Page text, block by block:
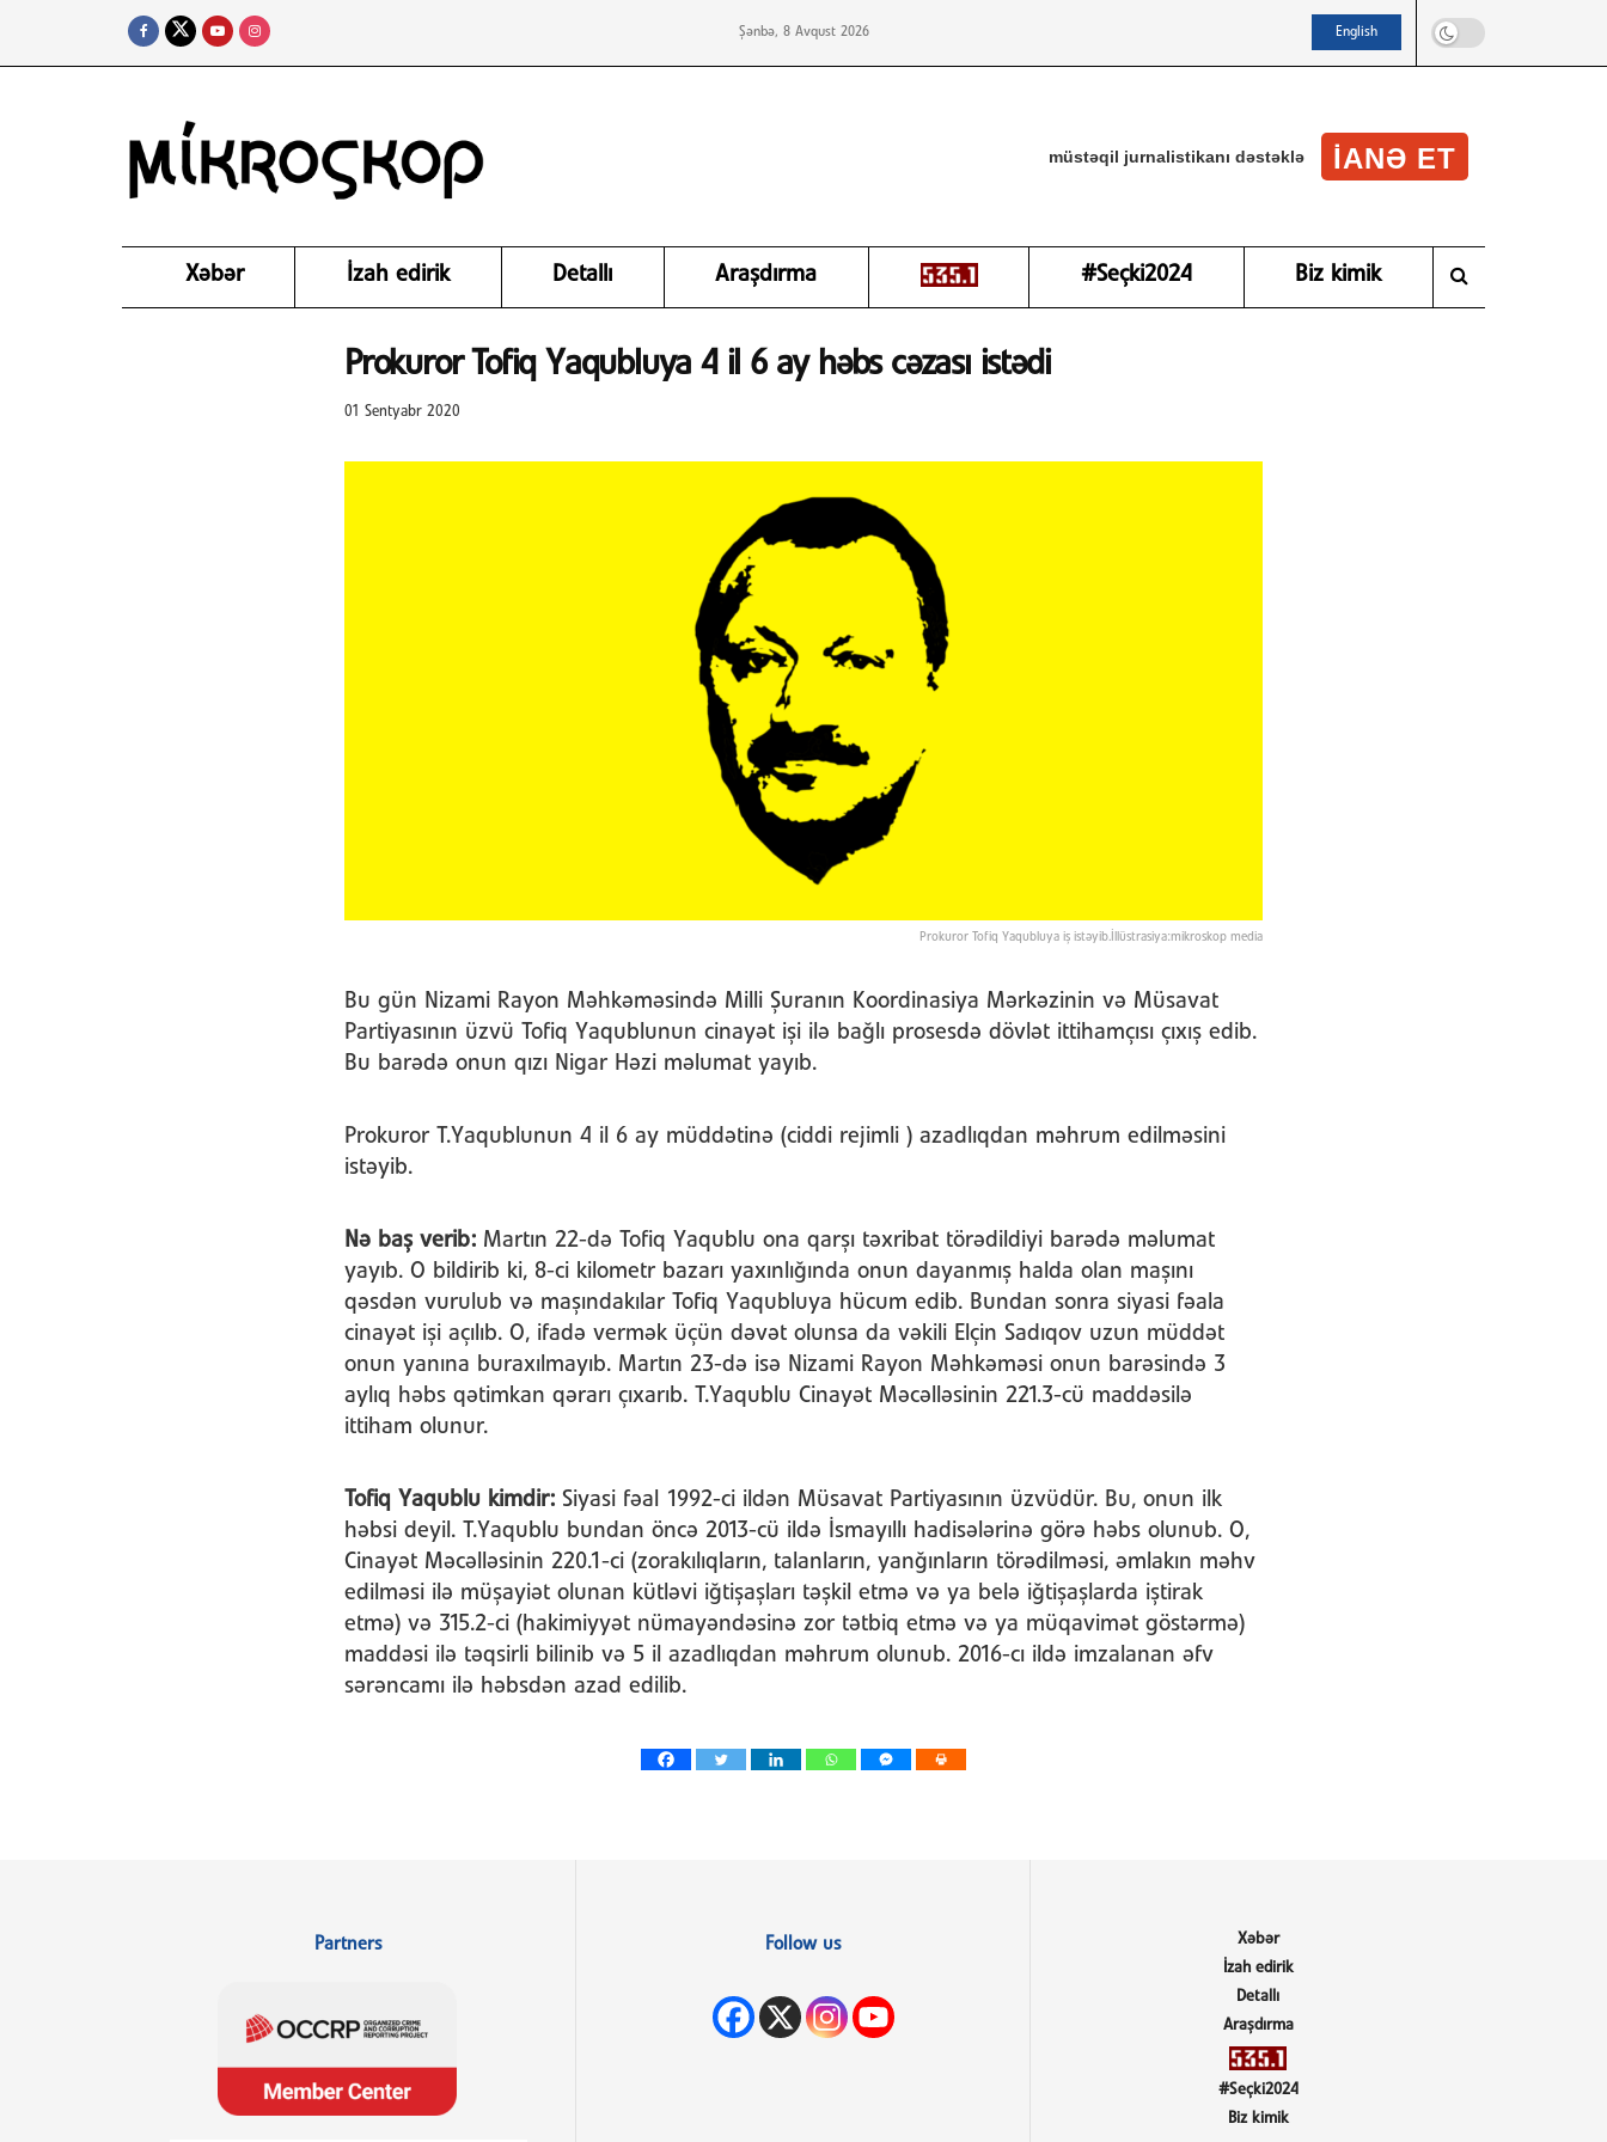
Şənbə, 8 Avqust 2026 English
müstəqil jurnalistikanı dəstəklə IANƏ ET
Xəbər İzah edirik Detallı Araşdırma #Seçki2024 Biz kimik
Prokuror Tofiq Yaqubluya 4 il 6 ay həbs cəzası istədi
01 Sentyabr 2020
Prokuror Tofiq Yaqubluya iş istəyib.İllüstrasiya:mikroskop media
Bu gün Nizami Rayon Məhkəməsində Milli Şuranın Koordinasiya Mərkəzinin və Müsavat
Partiyasının üzvü Tofiq Yaqublunun cinayət işi ilə bağlı prosesdə dövlət ittihamçısı çıxış edib.
Bu barədə onun qızı Nigar Həzi məlumat yayıb.
Prokuror T.Yaqublunun 4 il 6 ay müddətinə (ciddi rejimli ) azadlıqdan məhrum edilməsini
istəyib.
Nə baş verib: Martın 22-də Tofiq Yaqublu ona qarşı təxribat törədildiyi barədə məlumat
yayıb. O bildirib ki, 8-ci kilometr bazarı yaxınlığında onun dayanmış halda olan maşını
qəsdən vurulub və maşındakılar Tofiq Yaqubluya hücum edib. Bundan sonra siyasi fəala
cinayət işi açılıb. O, ifadə vermək üçün dəvət olunsa da vəkili Elçin Sadıqov uzun müddət
onun yanına buraxılmayıb. Martın 23-də isə Nizami Rayon Məhkəməsi onun barəsində 3
aylıq həbs qətimkan qərarı çıxarıb. T.Yaqublu Cinayət Məcəlləsinin 221.3-cü maddəsilə
ittiham olunur.
Tofiq Yaqublu kimdir: Siyasi fəal 1992-ci ildən Müsavat Partiyasının üzvüdür. Bu, onun ilk
həbsi deyil. T.Yaqublu bundan öncə 2013-cü ildə İsmayıllı hadisələrinə görə həbs olunub. O,
Cinayət Məcəlləsinin 220.1-ci (zorakılıqların, talanların, yanğınların törədilməsi, əmlakın məhv
edilməsi ilə müşayiət olunan kütləvi iğtişaşları təşkil etmə və ya belə iğtişaşlarda iştirak
etmə) və 315.2-ci (hakimiyyət nümayəndəsinə zor tətbiq etmə və ya müqavimət göstərmə)
maddəsi ilə təqsirli bilinib və 5 il azadlıqdan məhrum olunub. 2016-cı ildə imzalanan əfv
sərəncamı ilə həbsdən azad edilib.
Partners Follow us
Xəbər
İzah edirik
Detallı
Araşdırma
#Seçki2024
Biz kimik